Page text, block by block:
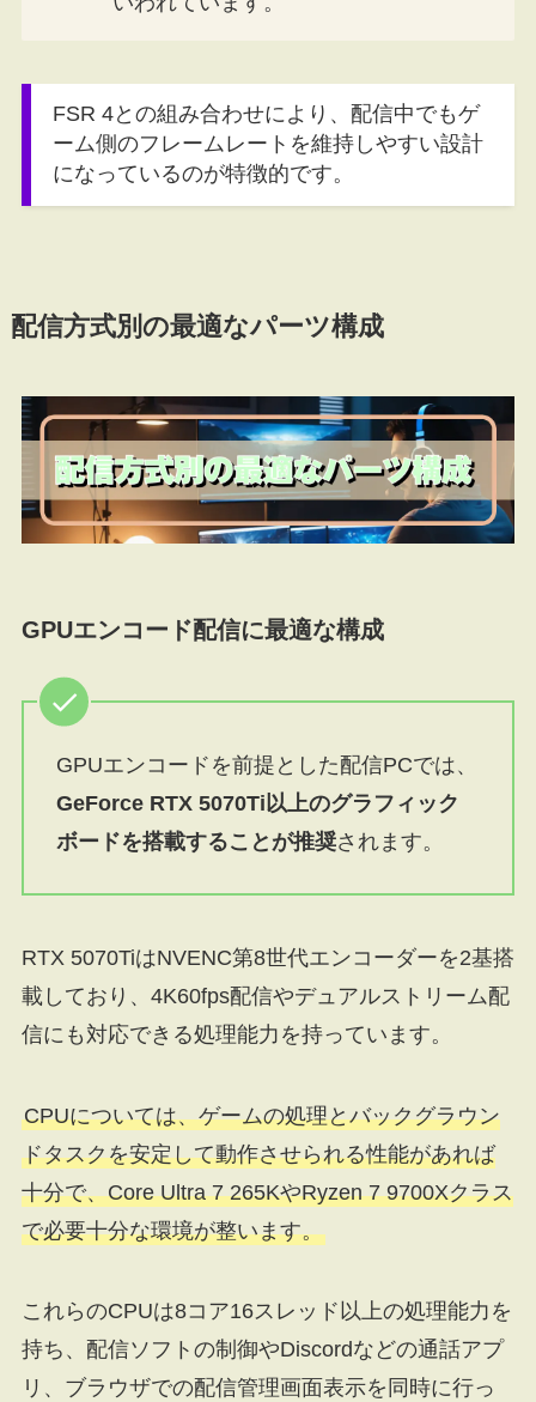
FSR 4との組み合わせにより、配信中でもゲ
ーム側のフレームレートを維持しやすい設計
になっているのが特徴的です。
配信方式別の最適なパーツ構成
GPUエンコード配信に最適な構成
GPUエンコードを前提とした配信PCでは、
GeForce RTX 5070Ti以上のグラフィック
ボードを搭載することが推奨されます。
RTX 5070TiはNVENC第8世代エンコーダーを2基搭
載しており、4K60fps配信やデュアルストリーム配
信にも対応できる処理能力を持っています。
CPUについては、ゲームの処理とバックグラウン
ドタスクを安定して動作させられる性能があれば
十分で、Core Ultra 7 265KやRyzen 7 9700Xクラス
で必要十分な環境が整います。
これらのCPUは8コア16スレッド以上の処理能力を
持ち、配信ソフトの制御やDiscordなどの通話アプ
リ、ブラウザでの配信管理画面表示を同時に行っ